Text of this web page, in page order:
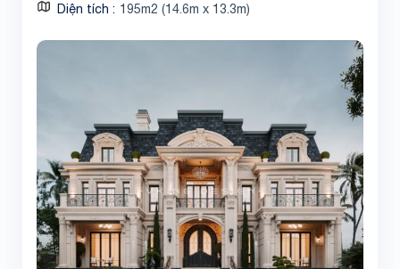
Diện tích 195m2 (14.6m x 13.3m)